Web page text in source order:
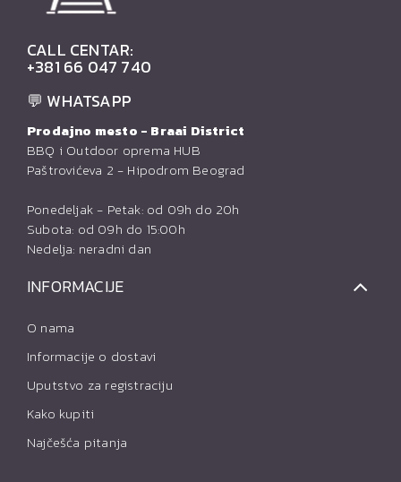
CALL CENTAR:
+381 66 047 740
💬 WHATSAPP
Prodajno mesto - Braai District
BBQ i Outdoor oprema HUB
Paštrovićeva 2 - Hipodrom Beograd
Ponedeljak - Petak: od 09h do 20h
Subota: od 09h do 15:00h
Nedelja: neradni dan
INFORMACIJE
O nama
Informacije o dostavi
Uputstvo za registraciju
Kako kupiti
Najčešća pitanja